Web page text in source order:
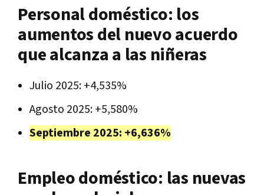
Personal doméstico: los
aumentos del nuevo acuerdo
que alcanza a las niñeras
Julio 2025: +4,535%
Agosto 2025: +5,580%
Septiembre 2025: +6,636%
Empleo doméstico: las nuevas